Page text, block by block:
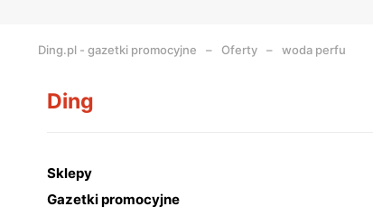
Ding.pl - gazetki promocyjne Oferty woda perfu
Ding
Sklepy
Gazetki promocyjne